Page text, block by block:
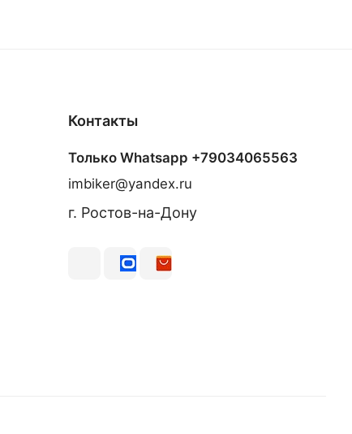
Контакты
Только Whatsapp +79034065563
imbiker@yandex.ru
г. Ростов-на-Дону